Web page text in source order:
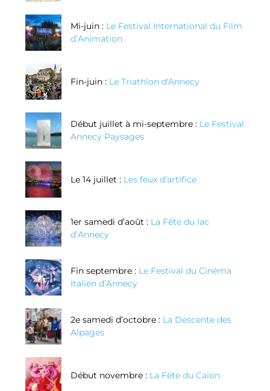
Mi-juin : Le Festival International du Film
d’Animation
Fin-juin : Le Triathlon d'Annecy
Début juillet à mi-septembre : Le Festival
Annecy Paysages
Le 14 juillet : Les feux d’artifice
1er samedi d’août : La Fête du lac
d’Annecy
Fin septembre : Le Festival du Cinéma
Italien d’Annecy
2e samedi d’octobre : La Descente des
Alpages
Début novembre : La Fête du Caïon